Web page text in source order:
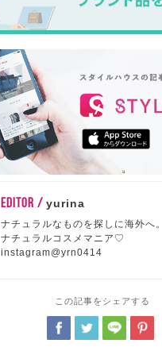
EDITOR /yurina
ナチュラルなものを探しに海外へ。
ナチュラルコスメマニア♡
instagram@yrn0414
この記事をシェアする